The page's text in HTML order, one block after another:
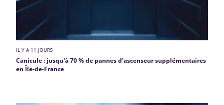
IL Y A 11 JOURS
Canicule : jusqu'à 70 % de pannes d'ascenseur supplémentaires
en Île-de-France